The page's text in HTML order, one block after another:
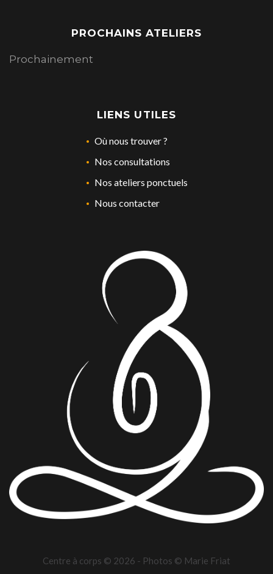
PROCHAINS ATELIERS
Prochainement
LIENS UTILES
Où nous trouver ?
Nos consultations
Nos ateliers ponctuels
Nous contacter
Centre à corps © 2026 - Photos © Marie Friat